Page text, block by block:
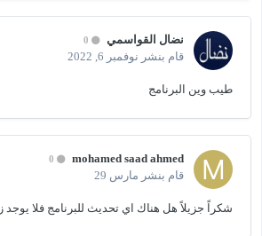
نضال القواسمي
قام بنشر نوفمبر 6, 2022
طيب وين البرنامج
mohamed saad ahmed
قام بنشر مارس 29
شكراً جزيلاً هل هناك اي تحديث للبرنامج فلا يوجد